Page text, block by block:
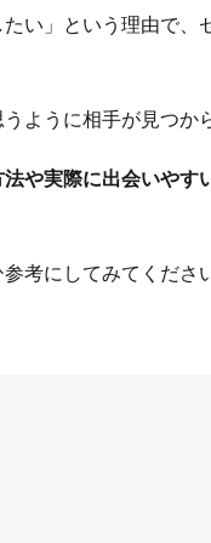
い」という理由で、
ように相手が見つか
や実際に出会いやす
考にしてみてくださ